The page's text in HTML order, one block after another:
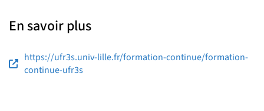
En savoir plus
https://ufr3s.univ-lille.fr/formation-continue/formation-
continue-ufr3s